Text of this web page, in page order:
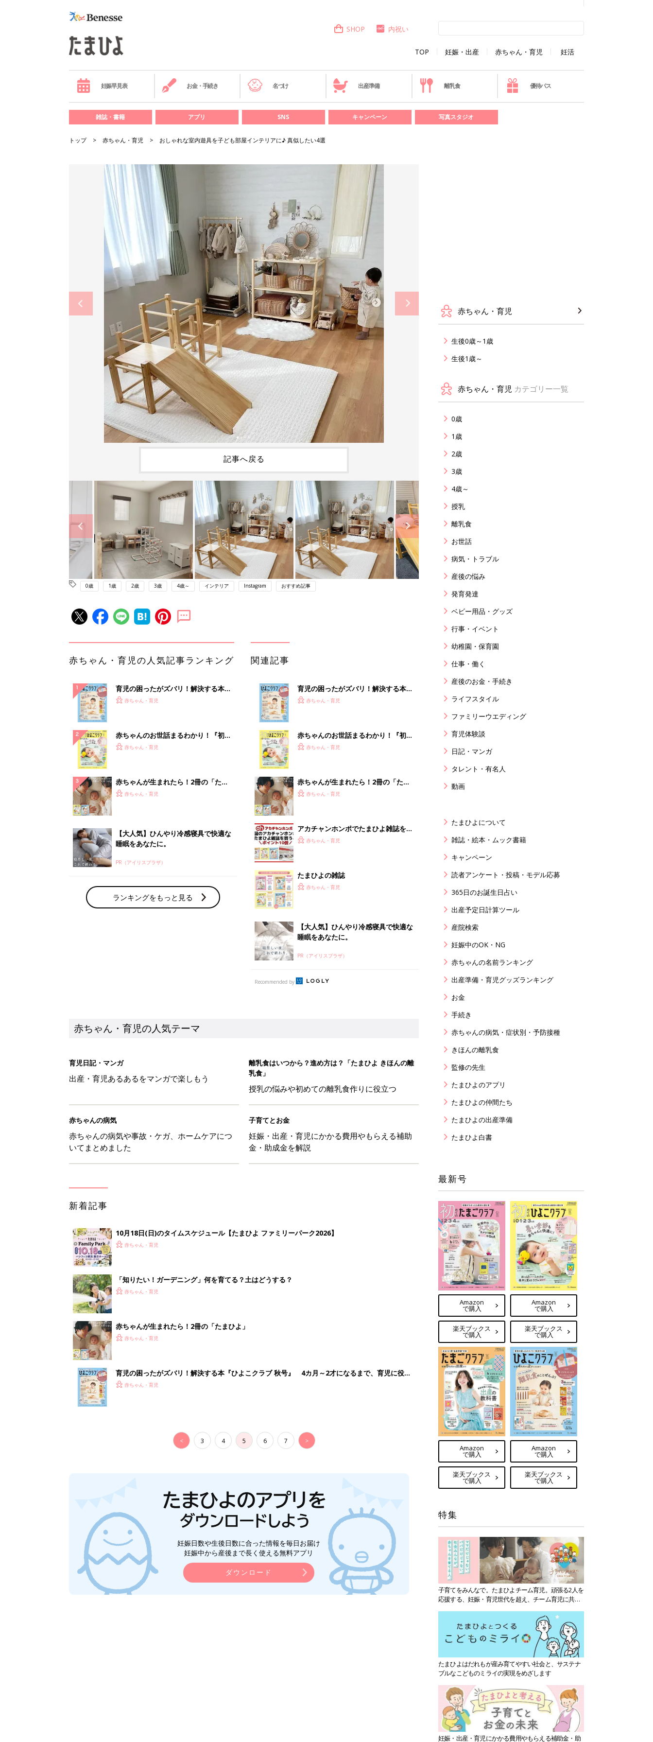
TOP 妊娠・出産 赤ちゃん・育児 妊活
SHOP 内祝い
妊娠早見表 お金・手続き 名づけ 出産準備 離乳食 優待パス
雑誌・書籍 アプリ SNS キャンペーン 写真スタジオ
トップ 赤ちゃん・育児 おしゃれな室内遊具を子ども部屋インテリアに♪ 真似したい4選
記事へ戻る
0歳 1歳 2歳 3歳 4歳～ インテリア Instagram おすすめ記事
赤ちゃん・育児の人気記事ランキング
育児の困ったがズバリ！解決する本
『ひよこクラブ 秋号』 4カ月～2才
赤ちゃん・育児
赤ちゃんのお世話まるわかり！『初め
てのひよこクラブ 夏号』〈巻頭大特
赤ちゃん・育児
赤ちゃんが生まれたら！2冊の「たま
ひよ」
赤ちゃん・育児
【大人気】ひんやり冷感寝具で快適な
睡眠をあなたに。
PR（アイリスプラザ）
ランキングをもっと見る
関連記事
育児の困ったがズバリ！解決する本
『ひよこクラブ 秋号』 4カ月～2才
赤ちゃん・育児
赤ちゃんのお世話まるわかり！『初め
てのひよこクラブ 夏号』〈巻頭大特
赤ちゃん・育児
赤ちゃんが生まれたら！2冊の「たま
ひよ」
赤ちゃん・育児
アカチャンホンポでたまひよ雑誌を買
うとポイント10倍【期間限定】
赤ちゃん・育児
たまひよの雑誌
赤ちゃん・育児
【大人気】ひんやり冷感寝具で快適な
睡眠をあなたに。
PR（アイリスプラザ）
Recommended by
赤ちゃん・育児の人気テーマ
育児日記・マンガ
出産・育児あるあるをマンガで楽しもう
離乳食はいつから？進め方は？「たまひよ きほんの離
乳食」
授乳の悩みや初めての離乳食作りに役立つ
赤ちゃんの病気
赤ちゃんの病気や事故・ケガ、ホームケアにつ
いてまとめました
子育てとお金
妊娠・出産・育児にかかる費用やもらえる補助
金・助成金を解説
新着記事
10月18日(日)のタイムスケジュール【たまひよ ファミリーパーク2026】
赤ちゃん・育児
「知りたい！ガーデニング」何を育てる？土はどうする？
赤ちゃん・育児
赤ちゃんが生まれたら！2冊の「たまひよ」
赤ちゃん・育児
育児の困ったがズバリ！解決する本『ひよこクラブ 秋号』 4カ月～2才になるまで、育児に役立
つ情報がいっぱい！
赤ちゃん・育児
< 3 4 5 6 7 >
妊娠日数や生後日数に合った情報を毎日お届け
妊娠中から産後まで長く使える無料アプリ
ダウンロード
赤ちゃん・育児
生後0歳～1歳
生後1歳～
赤ちゃん・育児 カテゴリー一覧
0歳
1歳
2歳
3歳
4歳～
授乳
離乳食
お世話
病気・トラブル
産後の悩み
発育発達
ベビー用品・グッズ
行事・イベント
幼稚園・保育園
仕事・働く
産後のお金・手続き
ライフスタイル
ファミリーウエディング
育児体験談
日記・マンガ
タレント・有名人
動画
たまひよについて
雑誌・絵本・ムック書籍
キャンペーン
読者アンケート・投稿・モデル応募
365日のお誕生日占い
出産予定日計算ツール
産院検索
妊娠中のOK・NG
赤ちゃんの名前ランキング
出産準備・育児グッズランキング
お金
手続き
赤ちゃんの病気・症状別・予防接種
きほんの離乳食
監修の先生
たまひよのアプリ
たまひよの仲間たち
たまひよの出産準備
たまひよ白書
最新号
Amazon
で購入
楽天ブックス
で購入
Amazon
で購入
楽天ブックス
で購入
Amazon
で購入
楽天ブックス
で購入
Amazon
で購入
楽天ブックス
で購入
特集
子育てをみんなで。たまひよチーム育児。頑張る2人を
応援する、妊娠・育児世代を超え、チーム育児に共感
たまひよはだれもが産み育てやすい社会と、サステナ
ブルなこどものミライの実現をめざします
妊娠・出産・育児にかかる費用やもらえる補助金・助